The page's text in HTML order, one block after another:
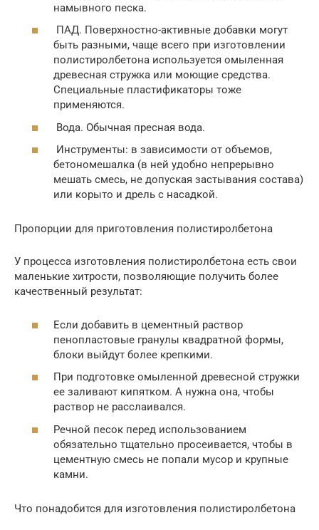
намывного песка.
ПАД. Поверхностно-активные добавки могут
быть разными, чаще всего при изготовлении
полистиролбетона используется омыленная
древесная стружка или моющие средства.
Специальные пластификаторы тоже
применяются.
Вода. Обычная пресная вода.
Инструменты: в зависимости от объемов,
бетономешалка (в ней удобно непрерывно
мешать смесь, не допуская застывания состава)
или корыто и дрель с насадкой.
Пропорции для приготовления полистиролбетона
У процесса изготовления полистиролбетона есть свои
маленькие хитрости, позволяющие получить более
качественный результат:
Если добавить в цементный раствор
пенопластовые гранулы квадратной формы,
блоки выйдут более крепкими.
При подготовке омыленной древесной стружки
ее заливают кипятком. А нужна она, чтобы
раствор не расслаивался.
Речной песок перед использованием
обязательно тщательно просеивается, чтобы в
цементную смесь не попали мусор и крупные
камни.
Что понадобится для изготовления полистиролбетона